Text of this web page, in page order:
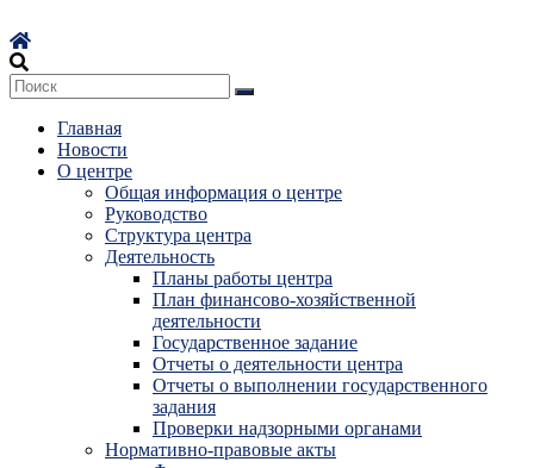
к
содержимому
Главная
Новости
О центре
Общая информация о центре
Руководство
Структура центра
Деятельность
Планы работы центра
План финансово-хозяйственной
деятельности
Государственное задание
Отчеты о деятельности центра
Отчеты о выполнении государственного
задания
Проверки надзорными органами
Нормативно-правовые акты